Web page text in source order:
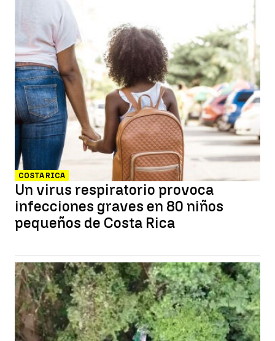
COSTA RICA
Un virus respiratorio provoca
infecciones graves en 80 niños
pequeños de Costa Rica